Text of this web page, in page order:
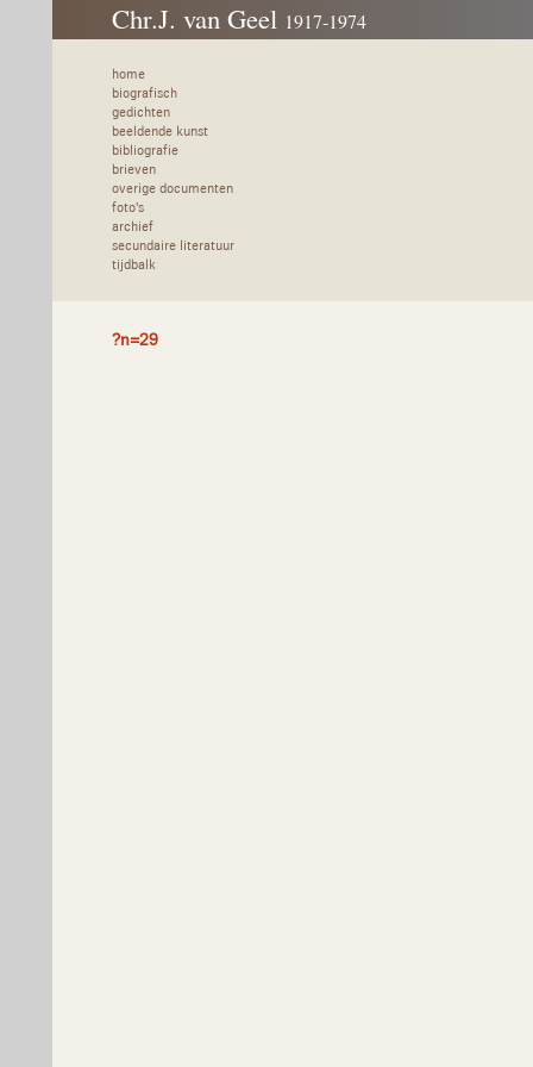
Chr.J. van Geel 1917-1974
home
biografisch
gedichten
beeldende kunst
bibliografie
brieven
overige documenten
foto's
archief
secundaire literatuur
tijdbalk
?n=29